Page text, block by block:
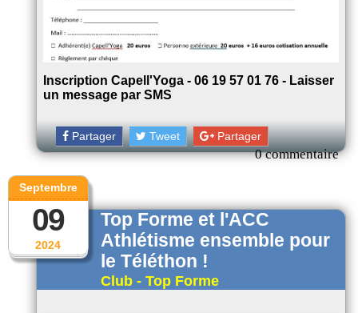
Inscription Capell'Yoga - 06 19 57 01 76 - Laisser
un message par SMS
Partager Tweet Partager
0 commentaire
2024
Septembre
09
Top Forme et l'ACC
Athlétisme ensemble pour
le Téléthon !
Club - Top Forme